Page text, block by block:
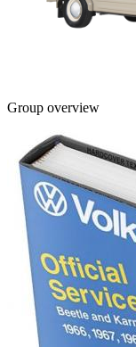
Group overview